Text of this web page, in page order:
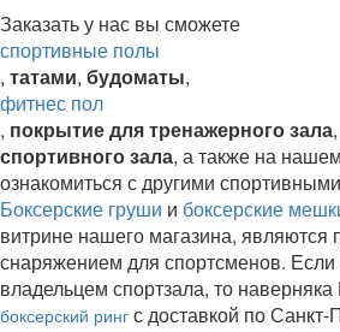
Заказать у нас вы сможете
спортивные полы
, татами, будоматы,
фитнес пол
, покрытие для тренажерного зала,
спортивногозала, а также на
ознакомиться с другими
Боксерские груши и боксерские
витрине нашего магазина,
снаряжением для спортсменов.
владельцем спортзала, то наверняка
боксерский ринг с доставкой по Санкт-